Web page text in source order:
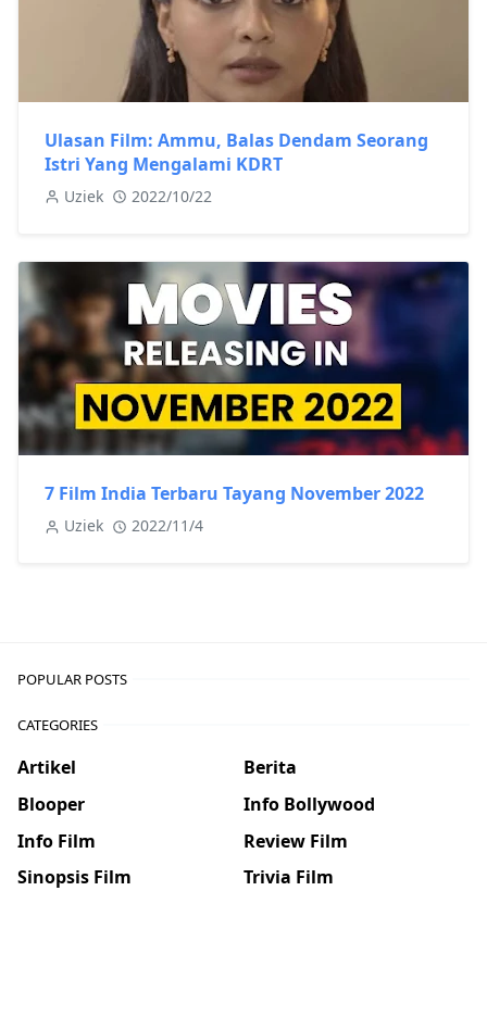
Ulasan Film: Ammu, Balas Dendam Seorang
Istri Yang Mengalami KDRT
Uziek 2022/10/22
7 Film India Terbaru Tayang November 2022
Uziek 2022/11/4
POPULAR POSTS
CATEGORIES
Artikel
Berita
Blooper
Info Bollywood
Info Film
Review Film
Sinopsis Film
Trivia Film